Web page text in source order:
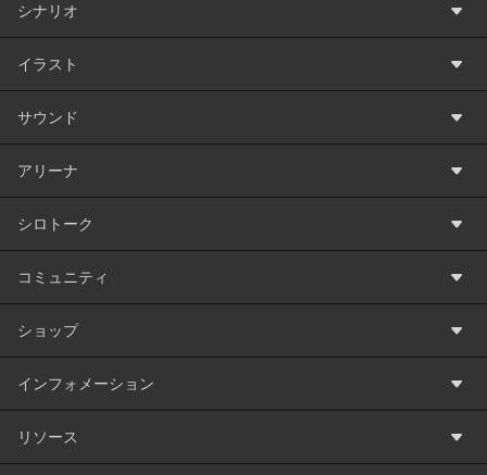
シナリオ
イラスト
サウンド
アリーナ
シロトーク
コミュニティ
ショップ
インフォメーション
リソース